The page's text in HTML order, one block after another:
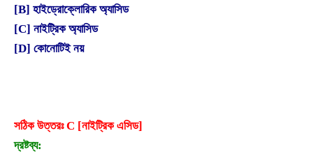
[B] হাইড্রোক্লোরিক অ্যাসিড
[C] নাইট্রিক অ্যাসিড
[D] কোনোটিই নয়
সঠিক উত্তরঃ C [নাইট্রিক এসিড]
দ্রষ্টব্য: